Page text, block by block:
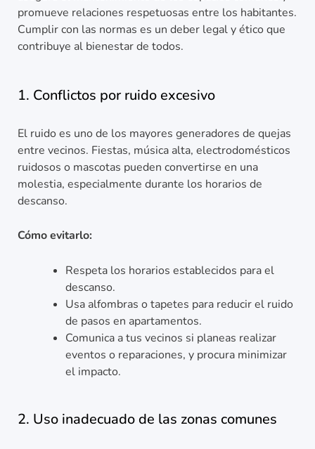
promueve relaciones respetuosas entre los habitantes.
Cumplir con las normas es un deber legal y ético que
contribuye al bienestar de todos.
1. Conflictos por ruido excesivo
El ruido es uno de los mayores generadores de quejas
entre vecinos. Fiestas, música alta, electrodomésticos
ruidosos o mascotas pueden convertirse en una
molestia, especialmente durante los horarios de
descanso.
Cómo evitarlo:
Respeta los horarios establecidos para el
descanso.
Usa alfombras o tapetes para reducir el ruido
de pasos en apartamentos.
Comunica a tus vecinos si planeas realizar
eventos o reparaciones, y procura minimizar
el impacto.
2. Uso inadecuado de las zonas comunes